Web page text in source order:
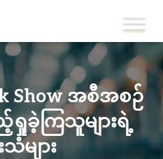
Show အစီအစဉ်
ရှုခဲ့ကြသူများရဲ့
များ